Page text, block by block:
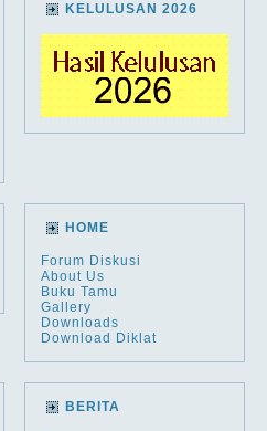
KELULUSAN 2026
HOME
Forum Diskusi
About Us
Buku Tamu
Gallery
Downloads
Download Diklat
BERITA